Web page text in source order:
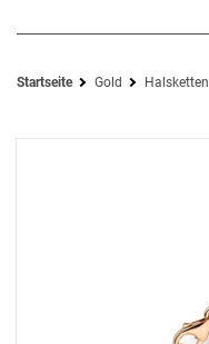
Startseite Gold